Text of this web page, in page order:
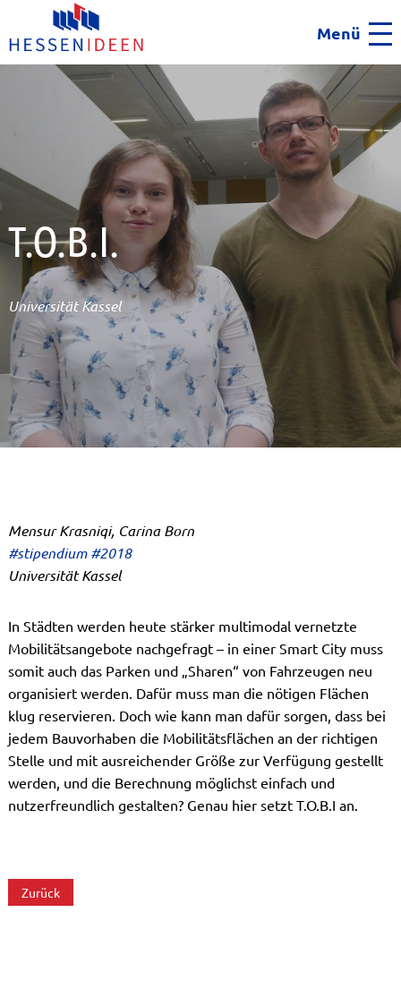
Menü
T.O.B.I.
Universität Kassel
Mensur Krasniqi, Carina Born
#stipendium #2018
Universität Kassel
In Städten werden heute stärker multimodal vernetzte
Mobilitätsangebote nachgefragt – in einer Smart City muss
somit auch das Parken und „Sharen“ von Fahrzeugen neu
organisiert werden. Dafür muss man die nötigen Flächen
klug reservieren. Doch wie kann man dafür sorgen, dass bei
jedem Bauvorhaben die Mobilitätsflächen an der richtigen
Stelle und mit ausreichender Größe zur Verfügung gestellt
werden, und die Berechnung möglichst einfach und
nutzerfreundlich gestalten? Genau hier setzt T.O.B.I an.
Zurück